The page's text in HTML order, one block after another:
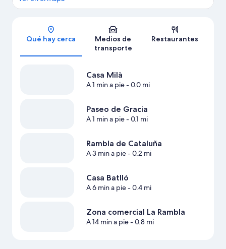
Sección del mapa
Qué hay cerca
Medios de
transporte
Restaurantes
Casa Milà
A 1 min a pie- 0.0 mi
Paseo de Gracia
A 1 min a pie- 0.1 mi
Rambla de Cataluña
A 3 min a pie- 0.2 mi
Casa Batlló
A 6 min a pie- 0.4 mi
Zona comercial La Rambla
A 14 min a pie- 0.8 mi